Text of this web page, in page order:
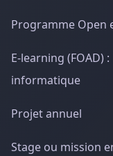
Programme Open
E-learning (FOAD)
informatique
Projet annuel
Stage ou mission